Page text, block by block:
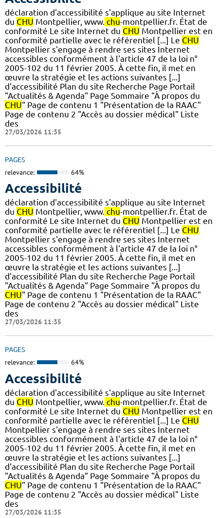
déclaration d'accessibilité s'applique au site Internet
du CHU Montpellier, www. chu-montpellier.fr. État de
conformité Le site Internet du CHU Montpellier est en
conformité partielle avec le référentiel [...] Le CHU
Montpellier s'engage à rendre ses sites Internet
accessibles conformément à l'article 47 de la loi n°
2005-102 du 11 février 2005. À cette fin, il met en
œuvre la stratégie et les actions suivantes [...]
d'accessibilité Plan du site Recherche Page Portail
"Actualités & Agenda" Page Sommaire "À propos du
CHU" Page de contenu 1 "Présentation de la RAAC"
Page de contenu 2 "Accès au dossier médical" Liste
des
27/03/2026 11:35
PAGES
relevance: 64%
Accessibilité
déclaration d'accessibilité s'applique au site Internet
du CHU Montpellier, www. chu-montpellier.fr. État de
conformité Le site Internet du CHU Montpellier est en
conformité partielle avec le référentiel [...] Le CHU
Montpellier s'engage à rendre ses sites Internet
accessibles conformément à l'article 47 de la loi n°
2005-102 du 11 février 2005. À cette fin, il met en
œuvre la stratégie et les actions suivantes [...]
d'accessibilité Plan du site Recherche Page Portail
"Actualités & Agenda" Page Sommaire "À propos du
CHU" Page de contenu 1 "Présentation de la RAAC"
Page de contenu 2 "Accès au dossier médical" Liste
des
27/03/2026 11:35
PAGES
relevance: 64%
Accessibilité
déclaration d'accessibilité s'applique au site Internet
du CHU Montpellier, www. chu-montpellier.fr. État de
conformité Le site Internet du CHU Montpellier est en
conformité partielle avec le référentiel [...] Le CHU
Montpellier s'engage à rendre ses sites Internet
accessibles conformément à l'article 47 de la loi n°
2005-102 du 11 février 2005. À cette fin, il met en
œuvre la stratégie et les actions suivantes [...]
d'accessibilité Plan du site Recherche Page Portail
"Actualités & Agenda" Page Sommaire "À propos du
CHU" Page de contenu 1 "Présentation de la RAAC"
Page de contenu 2 "Accès au dossier médical" Liste
des
27/03/2026 11:35